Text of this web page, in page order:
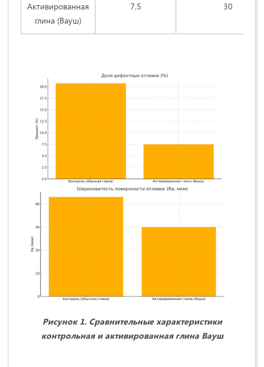
Активированная
глина (Вауш)
7,5 30
Рисунок 1. Сравнительные характеристики
контрольная и активированная глина Вауш